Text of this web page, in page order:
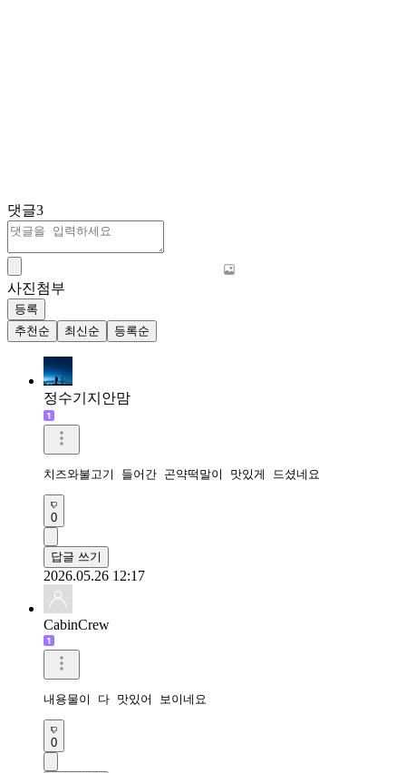
댓글3
사진첨부
등록
추천순
최신순 등록순
정수기지안맘
치즈와불고기 들어간 곤약떡말이 맛있게 드셨네요
0
답글 쓰기
2026.05.26 12:17
CabinCrew
내용물이 다 맛있어 보이네요
0